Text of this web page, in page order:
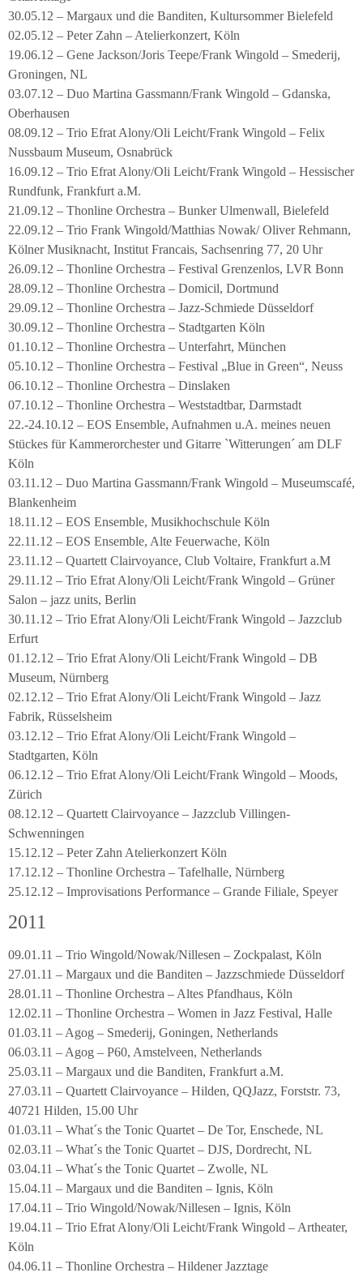
30.05.12 – Margaux und die Banditen, Kultursommer Bielefeld
02.05.12 – Peter Zahn – Atelierkonzert, Köln
19.06.12 – Gene Jackson/Joris Teepe/Frank Wingold – Smederij,
Groningen, NL
03.07.12 – Duo Martina Gassmann/Frank Wingold – Gdanska,
Oberhausen
08.09.12 – Trio Efrat Alony/Oli Leicht/Frank Wingold – Felix
Nussbaum Museum, Osnabrück
16.09.12 – Trio Efrat Alony/Oli Leicht/Frank Wingold – Hessischer
Rundfunk, Frankfurt a.M.
21.09.12 – Thonline Orchestra – Bunker Ulmenwall, Bielefeld
22.09.12 – Trio Frank Wingold/Matthias Nowak/ Oliver Rehmann,
Kölner Musiknacht, Institut Francais, Sachsenring 77, 20 Uhr
26.09.12 – Thonline Orchestra – Festival Grenzenlos, LVR Bonn
28.09.12 – Thonline Orchestra – Domicil, Dortmund
29.09.12 – Thonline Orchestra – Jazz-Schmiede Düsseldorf
30.09.12 – Thonline Orchestra – Stadtgarten Köln
01.10.12 – Thonline Orchestra – Unterfahrt, München
05.10.12 – Thonline Orchestra – Festival „Blue in Green“, Neuss
06.10.12 – Thonline Orchestra – Dinslaken
07.10.12 – Thonline Orchestra – Weststadtbar, Darmstadt
22.-24.10.12 – EOS Ensemble, Aufnahmen u.A. meines neuen
Stückes für Kammerorchester und Gitarre `Witterungen´ am DLF
Köln
03.11.12 – Duo Martina Gassmann/Frank Wingold – Museumscafé,
Blankenheim
18.11.12 – EOS Ensemble, Musikhochschule Köln
22.11.12 – EOS Ensemble, Alte Feuerwache, Köln
23.11.12 – Quartett Clairvoyance, Club Voltaire, Frankfurt a.M
29.11.12 – Trio Efrat Alony/Oli Leicht/Frank Wingold – Grüner
Salon – jazz units, Berlin
30.11.12 – Trio Efrat Alony/Oli Leicht/Frank Wingold – Jazzclub
Erfurt
01.12.12 – Trio Efrat Alony/Oli Leicht/Frank Wingold – DB
Museum, Nürnberg
02.12.12 – Trio Efrat Alony/Oli Leicht/Frank Wingold – Jazz
Fabrik, Rüsselsheim
03.12.12 – Trio Efrat Alony/Oli Leicht/Frank Wingold –
Stadtgarten, Köln
06.12.12 – Trio Efrat Alony/Oli Leicht/Frank Wingold – Moods,
Zürich
08.12.12 – Quartett Clairvoyance – Jazzclub Villingen-
Schwenningen
15.12.12 – Peter Zahn Atelierkonzert Köln
17.12.12 – Thonline Orchestra – Tafelhalle, Nürnberg
25.12.12 – Improvisations Performance – Grande Filiale, Speyer
2011
09.01.11 – Trio Wingold/Nowak/Nillesen – Zockpalast, Köln
27.01.11 – Margaux und die Banditen – Jazzschmiede Düsseldorf
28.01.11 – Thonline Orchestra – Altes Pfandhaus, Köln
12.02.11 – Thonline Orchestra – Women in Jazz Festival, Halle
01.03.11 – Agog – Smederij, Goningen, Netherlands
06.03.11 – Agog – P60, Amstelveen, Netherlands
25.03.11 – Margaux und die Banditen, Frankfurt a.M.
27.03.11 – Quartett Clairvoyance – Hilden, QQJazz, Forststr. 73,
40721 Hilden, 15.00 Uhr
01.03.11 – What´s the Tonic Quartet – De Tor, Enschede, NL
02.03.11 – What´s the Tonic Quartet – DJS, Dordrecht, NL
03.04.11 – What´s the Tonic Quartet – Zwolle, NL
15.04.11 – Margaux und die Banditen – Ignis, Köln
17.04.11 – Trio Wingold/Nowak/Nillesen – Ignis, Köln
19.04.11 – Trio Efrat Alony/Oli Leicht/Frank Wingold – Artheater,
Köln
04.06.11 – Thonline Orchestra – Hildener Jazztage